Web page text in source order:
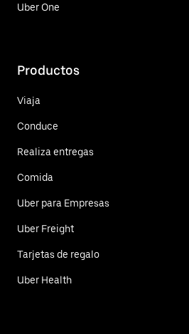
Uber One
Productos
Viaja
Conduce
Realiza entregas
Comida
Uber para Empresas
Uber Freight
Tarjetas de regalo
Uber Health